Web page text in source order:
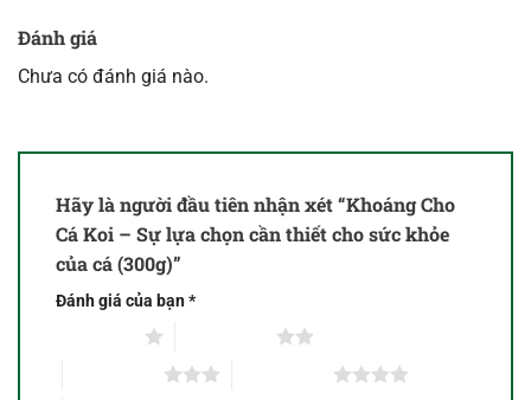
Đánh giá
Chưa có đánh giá nào.
Hãy là người đầu tiên nhận xét “Khoáng Cho
Cá Koi – Sự lựa chọn cần thiết cho sức khỏe
của cá (300g)”
Đánh giá của bạn*